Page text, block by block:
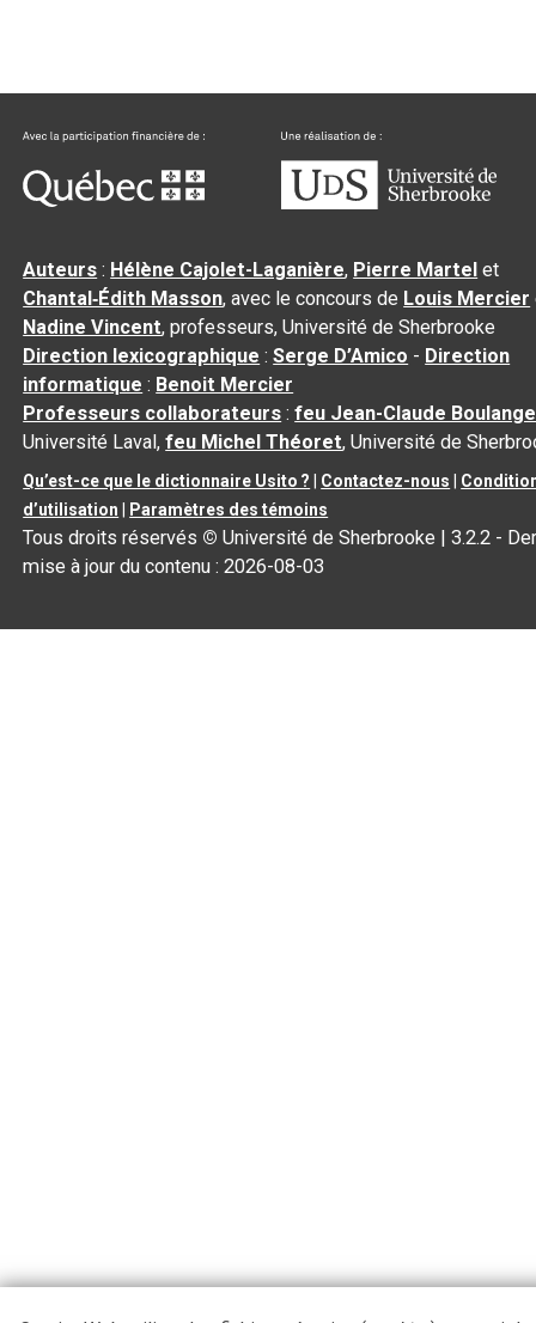
Auteurs : Hélène Cajolet-Laganière, Pierre Martel et
Chantal‑Édith Masson, avec le concours de Louis Mercier
Nadine Vincent, professeurs, Université de Sherbrooke
Direction lexicographique :Serge D’Amico - Direction
informatique : Benoit Mercier
Professeurs collaborateurs :feu Jean-Claude
Université Laval,feu Michel Théoret, Université de
Qu’est-ce que le dictionnaire Usito ? Contactez-nous
d’utilisation
Paramètres des témoins
Tous droits réservés © Université de Sherbrooke |3.2.2 -
mise à jour du contenu :2026-08-03